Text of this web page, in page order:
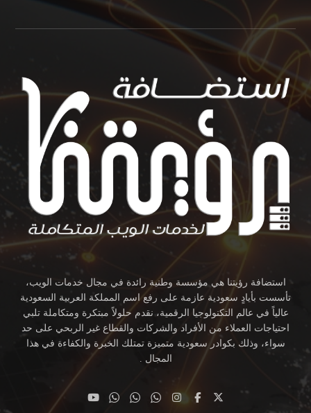
استضافة رؤيتنا هي مؤسسة وطنية رائدة في مجال خدمات الويب،
تأسست بأيادٍ سعودية عازمة على رفع اسم المملكة العربية السعودية
عالياً في عالم التكنولوجيا الرقمية، نقدم حلولاً مبتكرة ومتكاملة تلبي
احتياجات العملاء من الأفراد والشركات والقطاع غير الربحي على حد
سواء، وذلك بكوادر سعودية متميزة تمتلك الخبرة والكفاءة في هذا
المجال .